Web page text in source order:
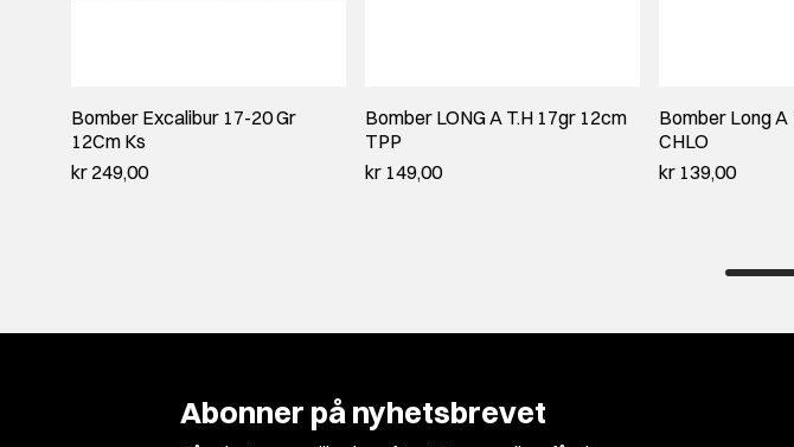
Bomber Excalibur 17-20 Gr
12Cm Ks
kr 249,00
Bomber LONG A T.H 17gr 12cm
TPP
kr 149,00
Bomber Long
CHLO
kr 139,00
Abonner på nyhetsbrevet